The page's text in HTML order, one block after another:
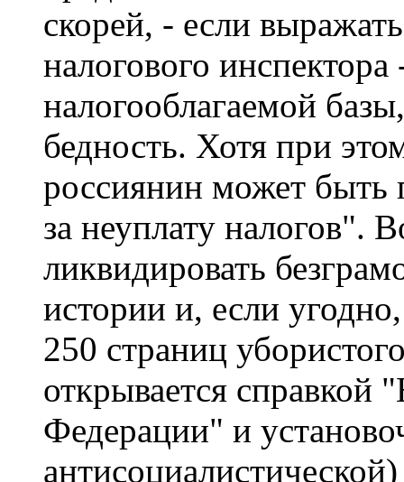
скорей, - если
налогового
налогооблагаемой
бедность. Хотя при
россиянин может быть
за неуплату налогов".
ликвидировать
истории и, если
250 страниц
открывается справкой
Федерации" и